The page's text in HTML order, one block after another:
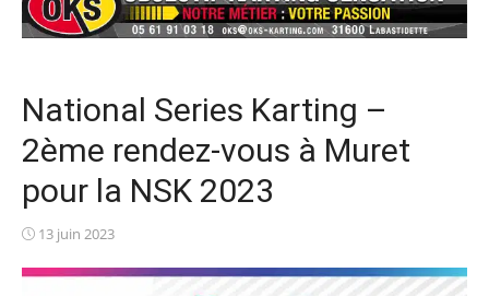
National Series Karting –
2ème rendez-vous à Muret
pour la NSK 2023
Posted
13 juin 2023